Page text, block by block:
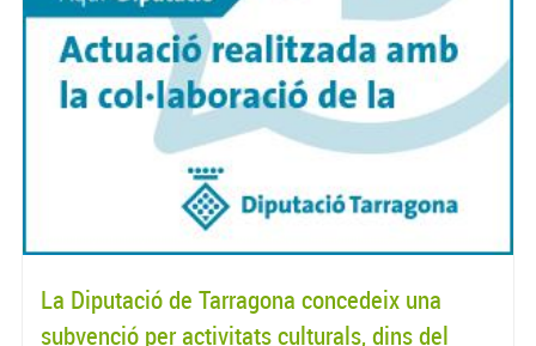
La Diputació de Tarragona concedeix una
subvenció per activitats culturals, dins del